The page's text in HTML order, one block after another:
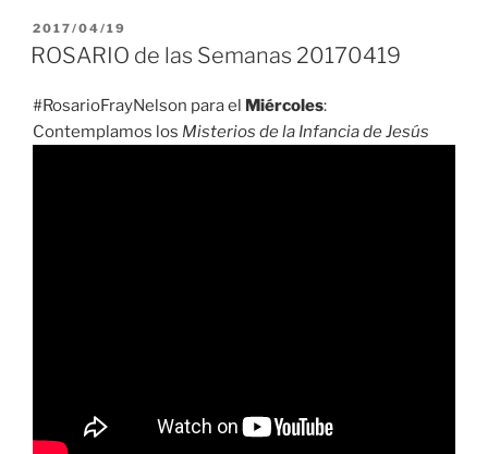
PUBLICADO
EL
2017/04/19
ROSARIO de las Semanas 20170419
#RosarioFrayNelson para el Miércoles:
Contemplamos los Misterios de la Infancia de Jesús